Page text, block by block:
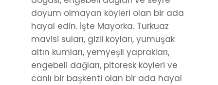
doyum olmayan köyleri olan bir ada
hayal edin. İşte Mayorka. Turkuaz
mavisi suları, gizli koyları, yumuşak
altın kumları, yemyeşil yaprakları,
engebeli dağları, pitoresk köyleri ve
canlı bir başkenti olan bir ada hayal